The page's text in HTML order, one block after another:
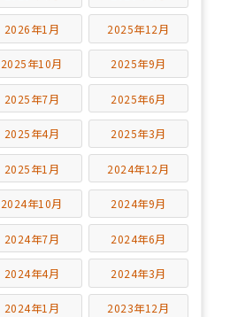
2026年1月 2025年12月
2025年10月 2025年9月
2025年7月 2025年6月
2025年4月 2025年3月
2025年1月 2024年12月
2024年10月 2024年9月
2024年7月 2024年6月
2024年4月 2024年3月
2024年1月 2023年12月